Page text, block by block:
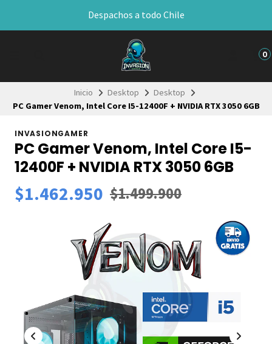
🔧​ Ofrecemos Desktops armados personalizados
0
Inicio Desktop
Desktop
PC Gamer Venom, Intel Core I5-12400F + NVIDIA RTX 3050 6GB
INVASIONGAMER
PC Gamer Venom, Intel Core I5-
12400F + NVIDIA RTX 3050 6GB
$1.462.950 $1.499.900